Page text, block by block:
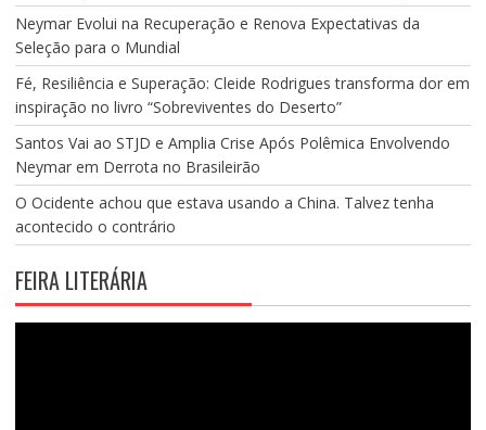
Neymar Evolui na Recuperação e Renova Expectativas da
Seleção para o Mundial
Fé, Resiliência e Superação: Cleide Rodrigues transforma dor em
inspiração no livro “Sobreviventes do Deserto”
Santos Vai ao STJD e Amplia Crise Após Polêmica Envolvendo
Neymar em Derrota no Brasileirão
O Ocidente achou que estava usando a China. Talvez tenha
acontecido o contrário
FEIRA LITERÁRIA